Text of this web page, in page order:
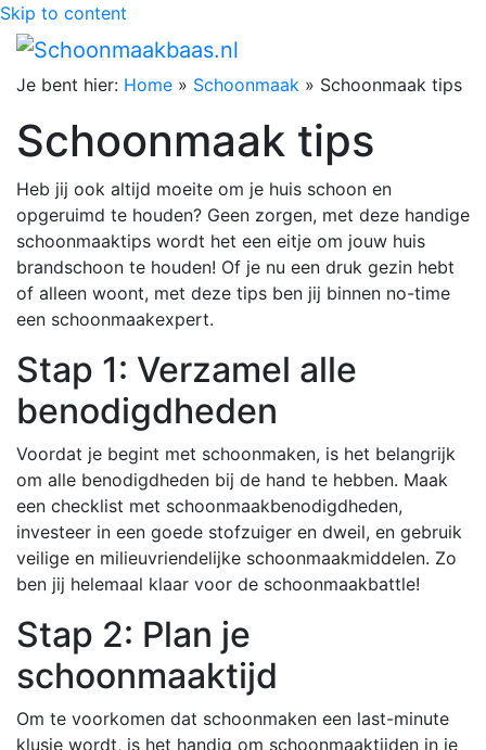
Skip to content
Je bent hier: Home » Schoonmaak » Schoonmaak tips
Schoonmaak tips
Heb jij ook altijd moeite om je huis schoon en
opgeruimd te houden? Geen zorgen, met deze handige
schoonmaaktips wordt het een eitje om jouw huis
brandschoon te houden! Of je nu een druk gezin hebt
of alleen woont, met deze tips ben jij binnen no-time
een schoonmaakexpert.
Stap 1: Verzamel alle
benodigdheden
Voordat je begint met schoonmaken, is het belangrijk
om alle benodigdheden bij de hand te hebben. Maak
een checklist met schoonmaakbenodigdheden,
investeer in een goede stofzuiger en dweil, en gebruik
veilige en milieuvriendelijke schoonmaakmiddelen. Zo
ben jij helemaal klaar voor de schoonmaakbattle!
Stap 2: Plan je
schoonmaaktijd
Om te voorkomen dat schoonmaken een last-minute
klusje wordt, is het handig om schoonmaaktijden in je